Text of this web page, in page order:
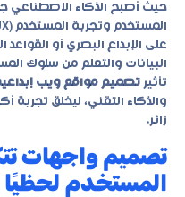
حيث أصبح الذكاء الاصطناعي
على الإبداع البصري أو القواعد
البيانات والتعلم من سلوك
تأثير تصميم مواقع ويب
والذكاء التقني، ليخلق
زائر.
تصميم واجهات
المستخدم لحظيًا